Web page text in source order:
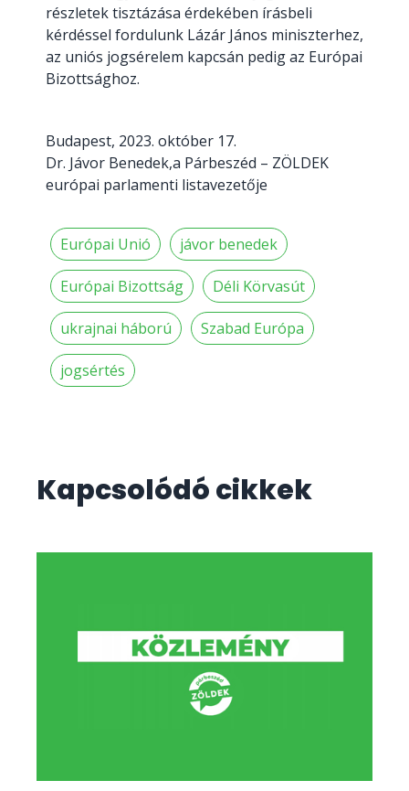
részletek tisztázása érdekében írásbeli
kérdéssel fordulunk Lázár János miniszterhez,
az uniós jogsérelem kapcsán pedig az Európai
Bizottsághoz.
Budapest, 2023. október 17.
Dr. Jávor Benedek,a Párbeszéd – ZÖLDEK
európai parlamenti listavezetője
Európai Unió jávor benedek
Európai Bizottság Déli Körvasút
ukrajnai háború Szabad Európa
jogsértés
Kapcsolódó cikkek